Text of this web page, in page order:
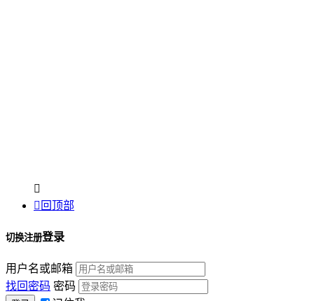

 回顶部
切换注册登录
用户名或邮箱
找回密码 密码